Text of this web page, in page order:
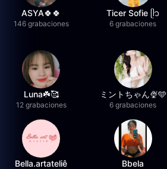
ASYA🍀🍀
146 grabaciones
Ticer Sofie ᥫ᭡
6 grabaciones
Luna☘️🥰
12 grabaciones
ミントちゃん🍨🩵
6 grabaciones
Bella.artateliê Bbela